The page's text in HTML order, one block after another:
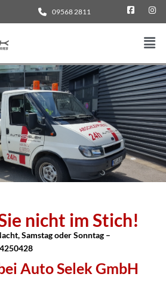
09568 2811
nicht im Stich!
Samstag oder Sonntag –
Auto Selek GmbH